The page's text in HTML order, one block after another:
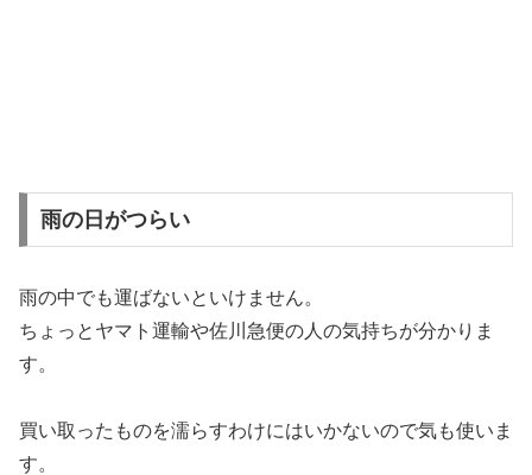
雨の日がつらい
雨の中でも運ばないといけません。
ちょっとヤマト運輸や佐川急便の人の気持ちが分かりま
す。
買い取ったものを濡らすわけにはいかないので気も使いま
す。